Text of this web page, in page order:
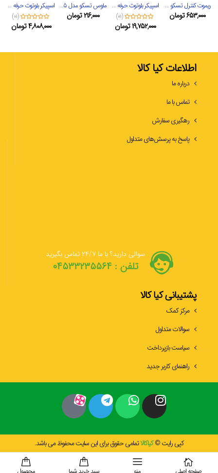
ریموت کنترل تسکو مدل TRC 182
۶۵۳,۰۰۰تومان
اسپیکر بلوتوث حرفه ای تسکو مدل TS 2080
(۰۱)
۱۹,۷۵۲,۰۰۰تومان
ماوس تسکو مدل TM 295
۲۱۶,۰۰۰تومان
اسپیکر بلوتوث حرفه ای تسکو مدل TS 1890
(۰۱)
۴,۸۰۸,۰۰۰تومان
اطلاعات کیا کالا
درباره ما
تماس با ما
رهگیری سفارش
پاسخ به پرسش‌های متداول
سوالی دارید؟ با ما ۲۴/۷ تماس بگیرید
تلفن : ۰۴۵۳۳۲۳۵۵۶۴
پشتیبانی کیا کالا
مرکز کمک
سوالات متداول
سیاست بازپرداخت
راهنمای کاربر جدید
کپی رایت ©کیاکالاتمامی حقوق برای این سایت محفوظ می باشد.